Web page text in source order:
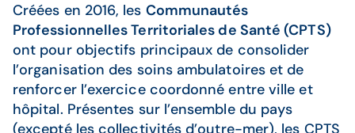
Créées en 2016, les Communautés
Professionnelles Territoriales de Santé (CPTS)
ont pour objectifs principaux de consolider
l’organisation des soins ambulatoires et de
renforcer l’exercice coordonné entre ville et
hôpital. Présentes sur l’ensemble du pays
(excepté les collectivités d’outre-mer), les CPTS